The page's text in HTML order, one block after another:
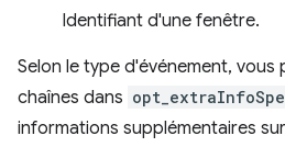
Identifiant d'une fenêtre.
Selon le type d'événement, vous
chaînes dans
informations supplémentaires